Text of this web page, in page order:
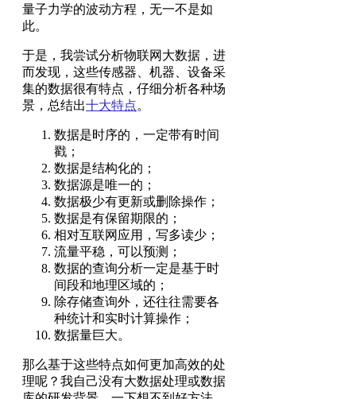
量子力学的波动方程，无一不是如
此。
于是，我尝试分析物联网大数据，进
而发现，这些传感器、机器、设备采
集的数据很有特点，仔细分析各种场
景，总结出十大特点。
数据是时序的，一定带有时间
戳；
数据是结构化的；
数据源是唯一的；
数据极少有更新或删除操作；
数据是有保留期限的；
相对互联网应用，写多读少；
流量平稳，可以预测；
数据的查询分析一定是基于时
间段和地理区域的；
除存储查询外，还往往需要各
种统计和实时计算操作；
数据量巨大。
那么基于这些特点如何更加高效的处
理呢？我自己没有大数据处理或数据